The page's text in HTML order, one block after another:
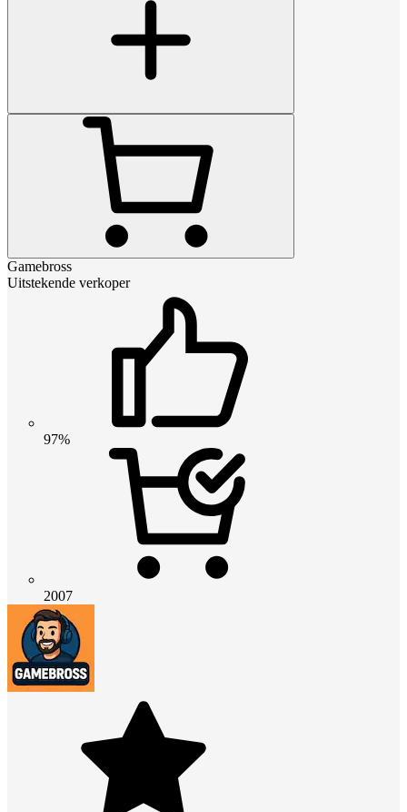
Gamebross
Uitstekende verkoper
97%
2007